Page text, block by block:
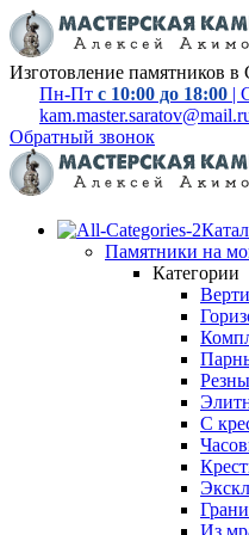
Изготовление памятников в
Пн-Пт с 10:00 до 18:00 |
Обратный звонок
Памятники на
Категории
С
Из